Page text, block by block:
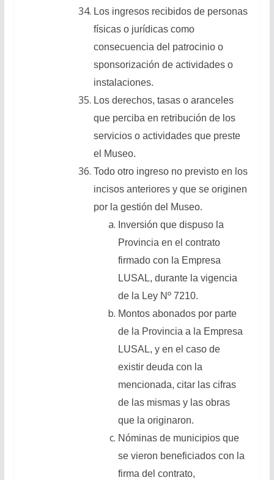
Los ingresos recibidos de personas
físicas o jurídicas como
consecuencia del patrocinio o
sponsorización de actividades o
instalaciones.
Los derechos, tasas o aranceles
que perciba en retribución de los
servicios o actividades que preste
el Museo.
Todo otro ingreso no previsto en los
incisos anteriores y que se originen
por la gestión del Museo.
Inversión que dispuso la
Provincia en el contrato
firmado con la Empresa
LUSAL, durante la vigencia
de la Ley Nº 7210.
Montos abonados por parte
de la Provincia a la Empresa
LUSAL, y en el caso de
existir deuda con la
mencionada, citar las cifras
de las mismas y las obras
que la originaron.
Nóminas de municipios que
se vieron beneficiados con la
firma del contrato,